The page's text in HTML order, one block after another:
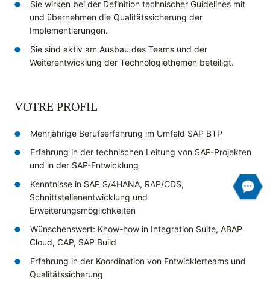
Sie wirken bei der Definition technischer Guidelines mit
und übernehmen die Qualitätssicherung der
Implementierungen.
Sie sind aktiv am Ausbau des Teams und der
Weiterentwicklung der Technologiethemen beteiligt.
VOTRE PROFIL
Mehrjährige Berufserfahrung im Umfeld SAP BTP
Erfahrung in der technischen Leitung von SAP-Projekten
und in der SAP-Entwicklung
Kenntnisse in SAP S/4HANA, RAP/CDS,
Schnittstellenentwicklung und
Erweiterungsmöglichkeiten
Wünschenswert: Know-how in Integration Suite, ABAP
Cloud, CAP, SAP Build
Erfahrung in der Koordination von Entwicklerteams und
Qualitätssicherung